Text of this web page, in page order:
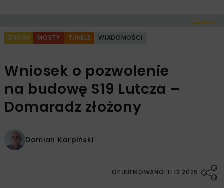
< Cofnij
DROGI MOSTY TUNELE WIADOMOŚCI
Wniosek o pozwolenie
na budowę S19 Lutcza –
Domaradz złożony
Damian Karpiński
OPUBLIKOWANO: 11.12.2025